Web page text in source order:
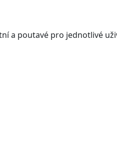
a poutavé pro jednotlivé